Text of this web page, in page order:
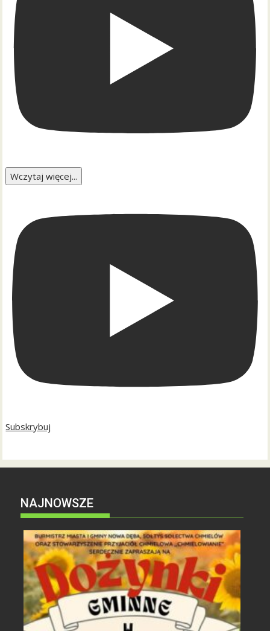
Wczytaj więcej...
Subskrybuj
NAJNOWSZE